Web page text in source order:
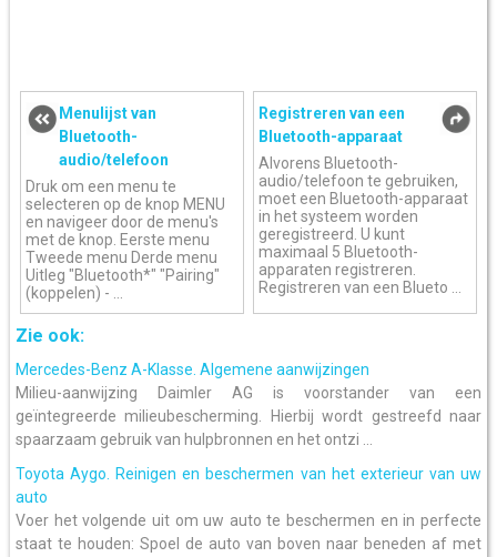
Menulijst van
Bluetooth-
audio/telefoon
Druk om een menu te
selecteren op de knop MENU
en navigeer door de menu's
met de knop. Eerste menu
Tweede menu Derde menu
Uitleg "Bluetooth*" "Pairing"
(koppelen) - ...
Registreren van een
Bluetooth-apparaat
Alvorens Bluetooth-
audio/telefoon te gebruiken,
moet een Bluetooth-apparaat
in het systeem worden
geregistreerd. U kunt
maximaal 5 Bluetooth-
apparaten registreren.
Registreren van een Blueto ...
Zie ook:
Mercedes-Benz A-Klasse. Algemene aanwijzingen
Milieu-aanwijzing Daimler AG is voorstander van een
geïntegreerde milieubescherming. Hierbij wordt gestreefd naar
spaarzaam gebruik van hulpbronnen en het ontzi ...
Toyota Aygo. Reinigen en beschermen van het exterieur van uw
auto
Voer het volgende uit om uw auto te beschermen en in perfecte
staat te houden: Spoel de auto van boven naar beneden af met